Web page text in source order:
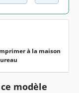
à la maison
modèle